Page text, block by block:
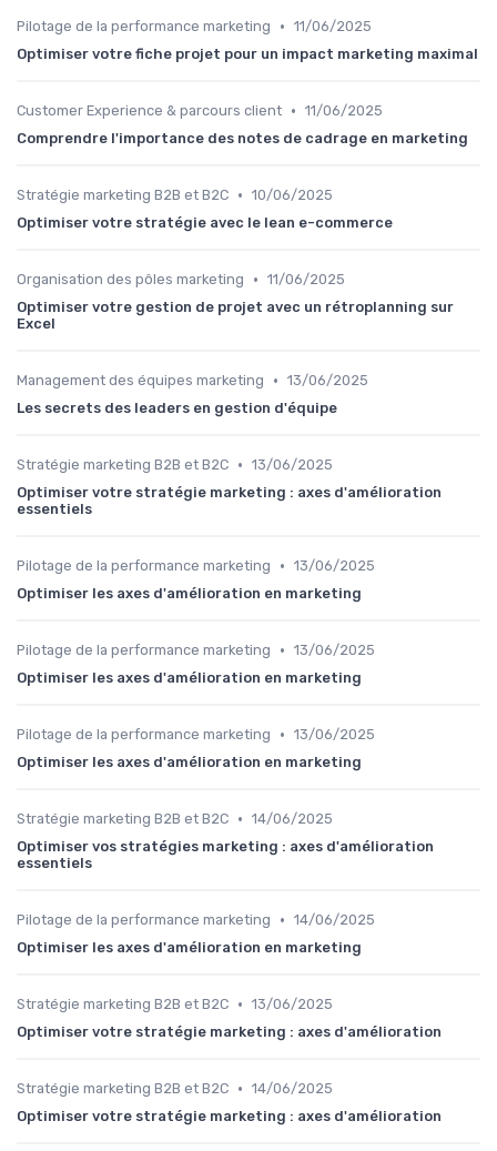
Pilotage de la performance marketing • 11/06/2025
Optimiser votre fiche projet pour un impact marketing maximal
Customer Experience & parcours client • 11/06/2025
Comprendre l'importance des notes de cadrage en marketing
Stratégie marketing B2B et B2C • 10/06/2025
Optimiser votre stratégie avec le lean e-commerce
Organisation des pôles marketing • 11/06/2025
Optimiser votre gestion de projet avec un rétroplanning sur
Excel
Management des équipes marketing • 13/06/2025
Les secrets des leaders en gestion d'équipe
Stratégie marketing B2B et B2C • 13/06/2025
Optimiser votre stratégie marketing : axes d'amélioration
essentiels
Pilotage de la performance marketing • 13/06/2025
Optimiser les axes d'amélioration en marketing
Pilotage de la performance marketing • 13/06/2025
Optimiser les axes d'amélioration en marketing
Pilotage de la performance marketing • 13/06/2025
Optimiser les axes d'amélioration en marketing
Stratégie marketing B2B et B2C • 14/06/2025
Optimiser vos stratégies marketing : axes d'amélioration
essentiels
Pilotage de la performance marketing • 14/06/2025
Optimiser les axes d'amélioration en marketing
Stratégie marketing B2B et B2C • 13/06/2025
Optimiser votre stratégie marketing : axes d'amélioration
Stratégie marketing B2B et B2C • 14/06/2025
Optimiser votre stratégie marketing : axes d'amélioration